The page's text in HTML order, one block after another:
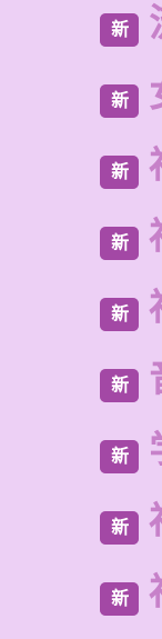
新
新
新
新
新
新
新
新
新